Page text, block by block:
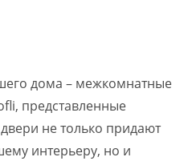
дома – межкомнатные
представленные
не только придают
интерьеру, но и